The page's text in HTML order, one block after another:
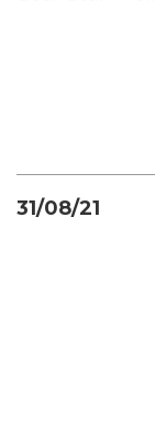
31/08/21